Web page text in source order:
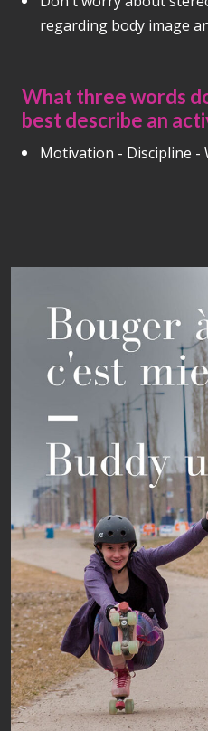
regarding body image
What three words
best describe an
Motivation - Discipline -